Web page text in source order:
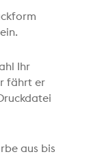
Ihr
fährt er
aus bis